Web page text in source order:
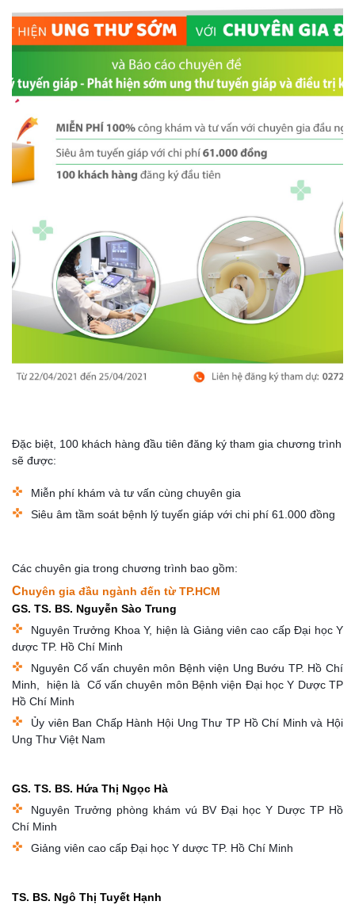
Đặc biệt, 100 khách hàng đầu tiên đăng ký tham gia chương trình
sẽ được:
Miễn phí khám và tư vấn cùng chuyên gia
Siêu âm tầm soát bệnh lý tuyến giáp với chi phí 61.000 đồng
Các chuyên gia trong chương trình bao gồm:
Chuyên gia đầu ngành đến từ TP.HCM
GS. TS. BS. Nguyễn Sào Trung
Nguyên Trưởng Khoa Y, hiện là Giảng viên cao cấp Đại học Y
dược TP. Hồ Chí Minh
Nguyên Cố vấn chuyên môn Bệnh viện Ung Bướu TP. Hồ Chí
Minh, hiện là Cố vấn chuyên môn Bệnh viện Đại học Y Dược TP
Hồ Chí Minh
Ủy viên Ban Chấp Hành Hội Ung Thư TP Hồ Chí Minh và Hội
Ung Thư Việt Nam
GS. TS. BS. Hứa Thị Ngọc Hà
Nguyên Trưởng phòng khám vú BV Đại học Y Dược TP Hồ
Chí Minh
Giảng viên cao cấp Đại học Y dược TP. Hồ Chí Minh
TS. BS. Ngô Thị Tuyết Hạnh